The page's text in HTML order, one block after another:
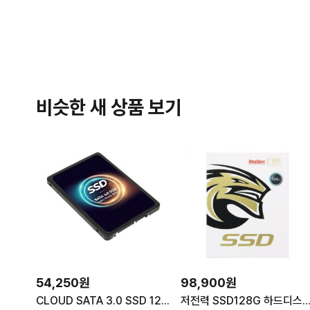
비슷한 새 상품 보기
54,250원
CLOUD SATA 3.0 SSD 128GB 한창코퍼레이션 내장하드 노트북 컴퓨터 PC부품 저장장치 solid state drive 보조기억장치 PC주요부품 SSD추천 한창SSD
98,900원
저전력 SSD128G 하드디스크 SATA3 2.5 노트북 컴퓨터